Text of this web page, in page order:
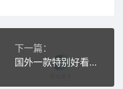
下一篇：
国外一款特别好看的HTML5模板（H12）